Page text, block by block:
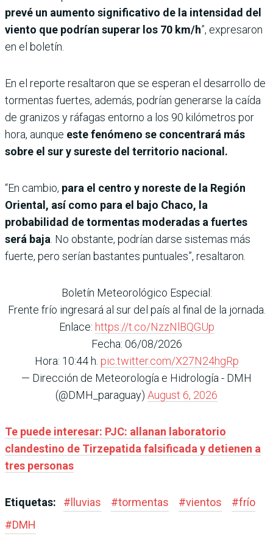
prevé un aumento significativo de la intensidad del
viento que podrían superar los 70 km/h”, expresaron
en el boletín.
En el reporte resaltaron que se esperan el desarrollo de
tormentas fuertes, además, podrían generarse la caída
de granizos y ráfagas entorno a los 90 kilómetros por
hora, aunque este fenómeno se concentrará más
sobre el sur y sureste del territorio nacional.
“En cambio, para el centro y noreste de la Región
Oriental, así como para el bajo Chaco, la
probabilidad de tormentas moderadas a fuertes
será baja . No obstante, podrían darse sistemas más
fuerte, pero serían bastantes puntuales”, resaltaron.
Boletín Meteorológico Especial:
Frente frío ingresará al sur del país al final de la jornada.
Enlace: https://t.co/NzzNlBQGUp
Fecha: 06/08/2026
Hora: 10:44 h. pic.twitter.com/X27N24hgRp
— Dirección de Meteorología e Hidrología - DMH
(@DMH_paraguay) August 6, 2026
Te puede interesar: PJC: allanan laboratorio
clandestino de Tirzepatida falsificada y detienen a
tres personas
Etiquetas: #lluvias #tormentas #vientos #frío
#DMH